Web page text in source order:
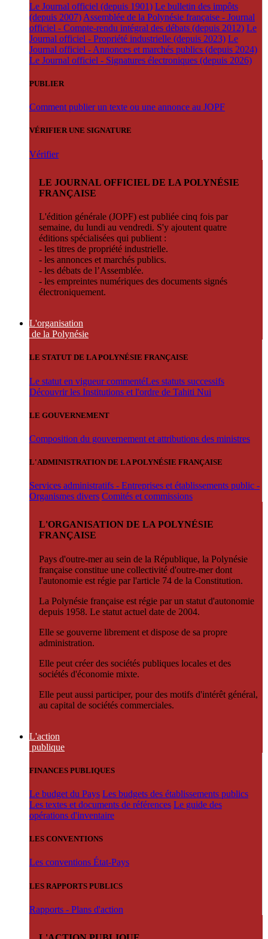
Le Journal officiel (depuis 1901) Le bulletin des impôts
(depuis 2007) Assemblée de la Polynésie française - Journal
officiel - Compte-rendu intégral des débats (depuis 2012) Le
Journal officiel - Propriété industrielle (depuis 2023) Le
Journal officiel - Annonces et marchés publics (depuis 2024)
Le Journal officiel - Signatures électroniques (depuis 2026)
PUBLIER
Comment publier un texte ou une annonce au JOPF
VÉRIFIER UNE SIGNATURE
Vérifier
LE JOURNAL OFFICIEL DE LA POLYNÉSIE
FRANÇAISE
L'édition générale (JOPF) est publiée cinq fois par
semaine, du lundi au vendredi. S'y ajoutent quatre
éditions spécialisées qui publient :
- les titres de propriété industrielle.
- les annonces et marchés publics.
- les débats de l’Assemblée.
- les empreintes numériques des documents signés
électroniquement.
L'organisation
de la Polynésie
LE STATUT DE LA POLYNÉSIE FRANÇAISE
Le statut en vigueur commentéLes statuts successifs
Découvrir les Institutions et l'ordre de Tahiti Nui
LE GOUVERNEMENT
Composition du gouvernement et attributions des ministres
L'ADMINISTRATION DE LA POLYNÉSIE FRANÇAISE
Services administratifs - Entreprises et établissements public -
Organismes divers Comités et commissions
L'ORGANISATION DE LA POLYNÉSIE
FRANÇAISE
Pays d'outre-mer au sein de la République, la Polynésie
française constitue une collectivité d'outre-mer dont
l'autonomie est régie par l'article 74 de la Constitution.
La Polynésie française est régie par un statut d'autonomie
depuis 1958. Le statut actuel date de 2004.
Elle se gouverne librement et dispose de sa propre
administration.
Elle peut créer des sociétés publiques locales et des
sociétés d'économie mixte.
Elle peut aussi participer, pour des motifs d'intérêt général,
au capital de sociétés commerciales.
L'action
publique
FINANCES PUBLIQUES
Le budget du Pays Les budgets des établissements publics
Les textes et documents de références Le guide des
opérations d'inventaire
LES CONVENTIONS
Les conventions État-Pays
LES RAPPORTS PUBLICS
Rapports - Plans d'action